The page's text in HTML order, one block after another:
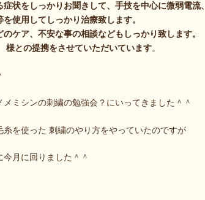
状をしっかりお聞きして、手技を中心に微弱電流、
使用してしっかり治療致します。
ケア、不安な事の相談などもしっかり致します。
との提携をさせていただいています。
メミシンの刺繍の勉強会？にいってきました＾＾
糸を使った 刺繍のやり方をやっていたのですが
月に回りました＾＾